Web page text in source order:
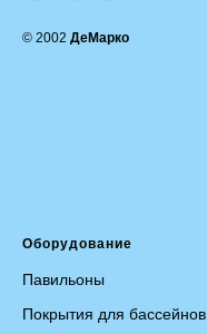
© 2002 ДеМарко
Оборудование
Павильоны
Покрытия для бассейнов